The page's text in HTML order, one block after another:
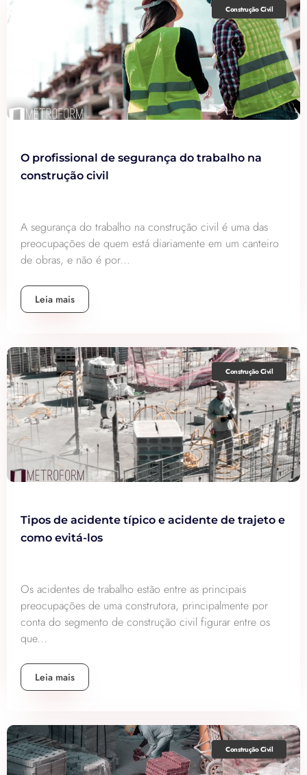
Construção Civil
O profissional de segurança do trabalho na
construção civil
A segurança do trabalho na construção civil é uma das
preocupações de quem está diariamente em um canteiro
de obras, e não é por...
Leia mais
Construção Civil
Tipos de acidente típico e acidente de trajeto e
como evitá-los
Os acidentes de trabalho estão entre as principais
preocupações de uma construtora, principalmente por
conta do segmento de construção civil figurar entre os
que...
Leia mais
Construção Civil